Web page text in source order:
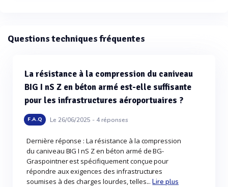
Questions techniques fréquentes
La résistance à la compression du caniveau
BIG I nS Z en béton armé est-elle suffisante
pour les infrastructures aéroportuaires ?
F.A.Q Le 26/06/2025 - 4réponses
Dernière réponse : La résistance à la compression
du caniveau BIG I nS Z en béton armé de BG-
Graspointner est spécifiquement conçue pour
répondre aux exigences des infrastructures
soumises à des charges lourdes, telles...Lire plus